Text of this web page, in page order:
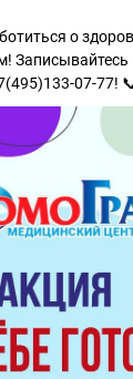
о
Записывайтесь
07-77!